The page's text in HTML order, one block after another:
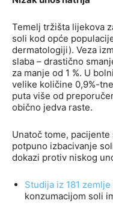
Temelj tržišta lijekova
soli kod opće
dermatologiji). Veza
slaba – drastično
za manje od 1 %. U
velike količine 0,9%-
puta više od
obično jedva raste.
Unatoč tome,
potpuno izbacivanje
dokazi protiv niskog
Studija iz 181 zemlje
konzumacijom soli